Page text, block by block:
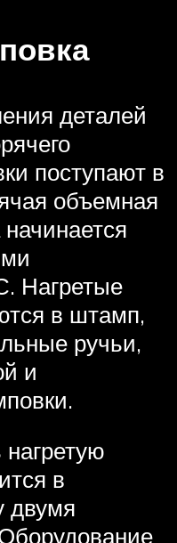
деталей
поступают в
объемная
Нагретые
в штамп,
ручьи,
и
в
двумя